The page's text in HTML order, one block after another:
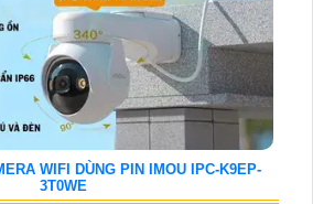
WIFI DÙNG PIN IMOU IPC-K9EP-
3T0WE